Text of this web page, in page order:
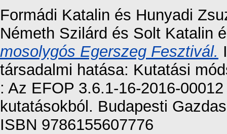
Formádi Katalin és Hunyadi
Németh Szilárd és Solt Katalin
mosolygós Egerszeg Fesztivál.
társadalmi hatása: Kutatási
: Az EFOP 3.6.1-16-2016-
kutatásokból. Budapesti
ISBN 9786155607776